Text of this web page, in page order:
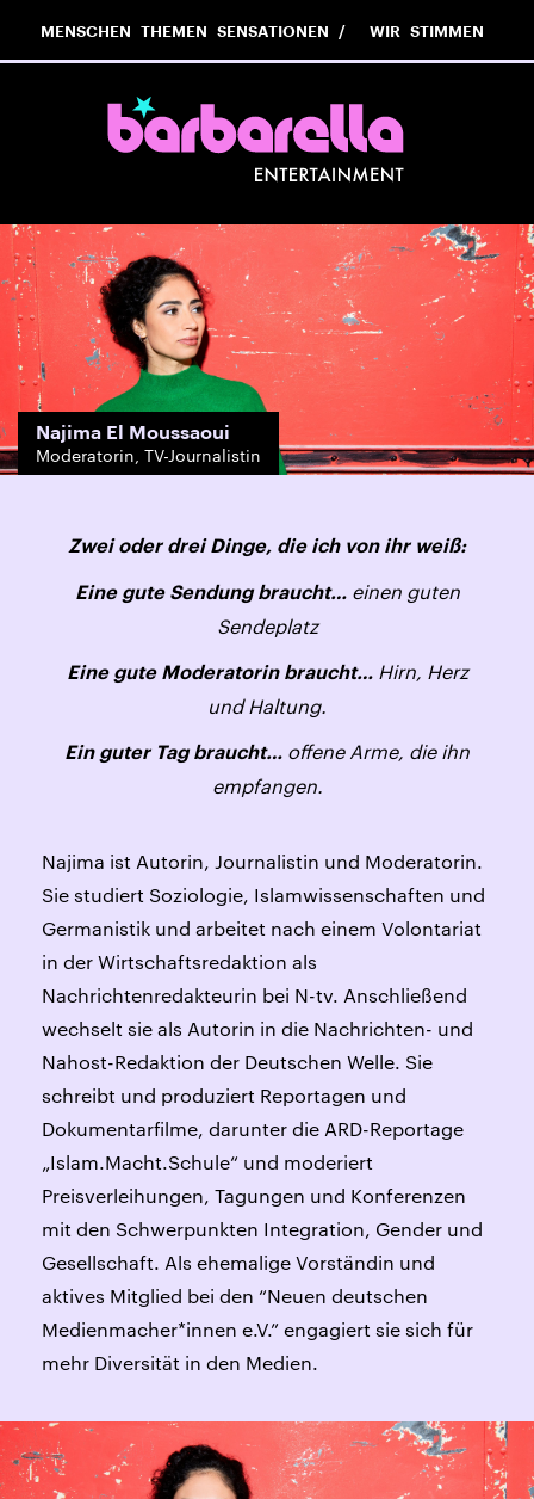
MENSCHEN THEMEN SENSATIONEN WIR STIMMEN
Najima El Moussaoui
Moderatorin, TV-Journalistin
Zwei oder drei Dinge, die ich von ihr weiß:
Eine gute Sendung braucht…einen guten
Sendeplatz
Eine gute Moderatorin braucht…Hirn, Herz
und Haltung.
Ein guter Tag braucht… offene Arme, die ihn
empfangen.
Najima ist Autorin, Journalistin und Moderatorin.
Sie studiert Soziologie, Islamwissenschaften und
Germanistik und arbeitet nach einem Volontariat
in der Wirtschaftsredaktion als
Nachrichtenredakteurin bei N-tv. Anschließend
wechselt sie als Autorin in die Nachrichten- und
Nahost-Redaktion der Deutschen Welle. Sie
schreibt und produziert Reportagen und
Dokumentarfilme, darunter die ARD-Reportage
„Islam.Macht.Schule“ und moderiert
Preisverleihungen, Tagungen und Konferenzen
mit den Schwerpunkten Integration, Gender und
Gesellschaft. Als ehemalige Vorständin und
aktives Mitglied bei den “Neuen deutschen
Medienmacher*innen e.V.” engagiert sie sich für
mehr Diversität in den Medien.